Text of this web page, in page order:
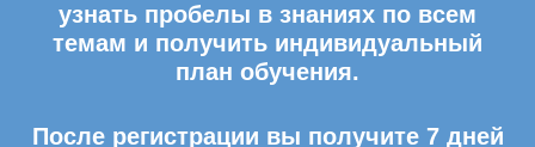
узнать пробелы в знаниях по всем
темам и получить индивидуальный
план обучения.
После регистрации вы получите 7 дней